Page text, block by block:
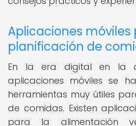
Aplicaciones móviles
planificación de
En la era digital en la
aplicaciones móviles se
herramientas muy útiles
de comidas. Existen
para la alimentación